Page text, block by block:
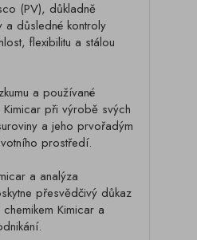
(PV), důkladně
a důsledné kontroly
flexibilitu a stálou
a používané
při výrobě svých
a jeho prvořadým
prostředí.
a analýza
přesvědčivý důkaz
Kimicar a